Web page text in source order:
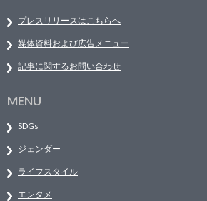
プレスリリースはこちらへ
媒体資料および広告メニュー
記事に関するお問い合わせ
MENU
SDGs
ジェンダー
ライフスタイル
エンタメ